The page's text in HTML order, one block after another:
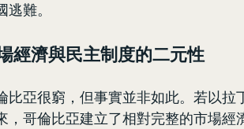
難。
經濟與民主制度的二元性
比亞很窮，但事實並非如此。若以
，哥倫比亞建立了相對完整的市場